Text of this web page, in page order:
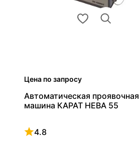
Цена по запросу
Автоматическая проявочная
машина КАРАТ НЕВА 55
4.8
Рейтинг 4.8 из 5